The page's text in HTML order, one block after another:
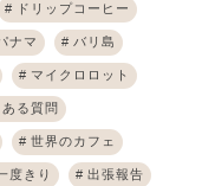
ドリップコーヒー
ナマ バリ島
マイクロロット
ある質問
世界のカフェ
度きり 出張報告